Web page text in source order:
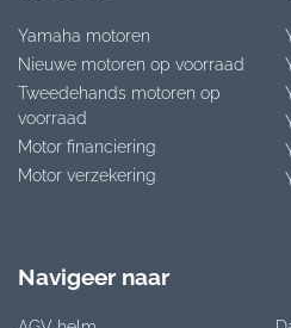
Yamaha motoren
Nieuwe motoren op voorraad
Tweedehands motoren op
voorraad
Motor financiering
Motor verzekering
Navigeer naar